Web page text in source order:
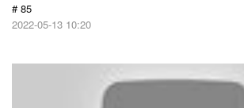
# 85
2022-05-13 10:20